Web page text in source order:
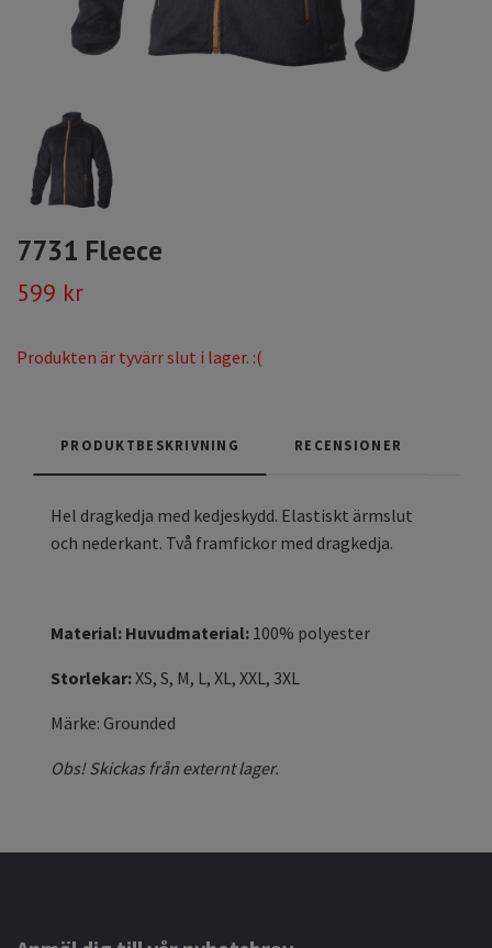
7731 Fleece
599 kr
Produkten är tyvärr slut i lager. :(
PRODUKTBESKRIVNING RECENSIONER
Hel dragkedja med kedjeskydd. Elastiskt ärmslut
och nederkant. Två framfickor med dragkedja.
Material: Huvudmaterial: 100% polyester
Storlekar:XS, S, M, L, XL, XXL, 3XL
Märke: Grounded
Obs! Skickas från externt lager.